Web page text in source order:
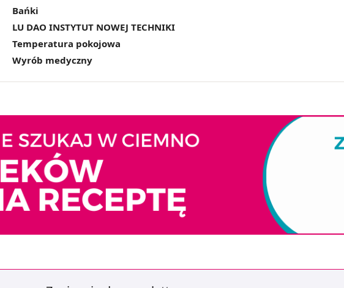
Bańki
LU DAO INSTYTUT NOWEJ TECHNIKI
Temperatura pokojowa
Wyrób medyczny